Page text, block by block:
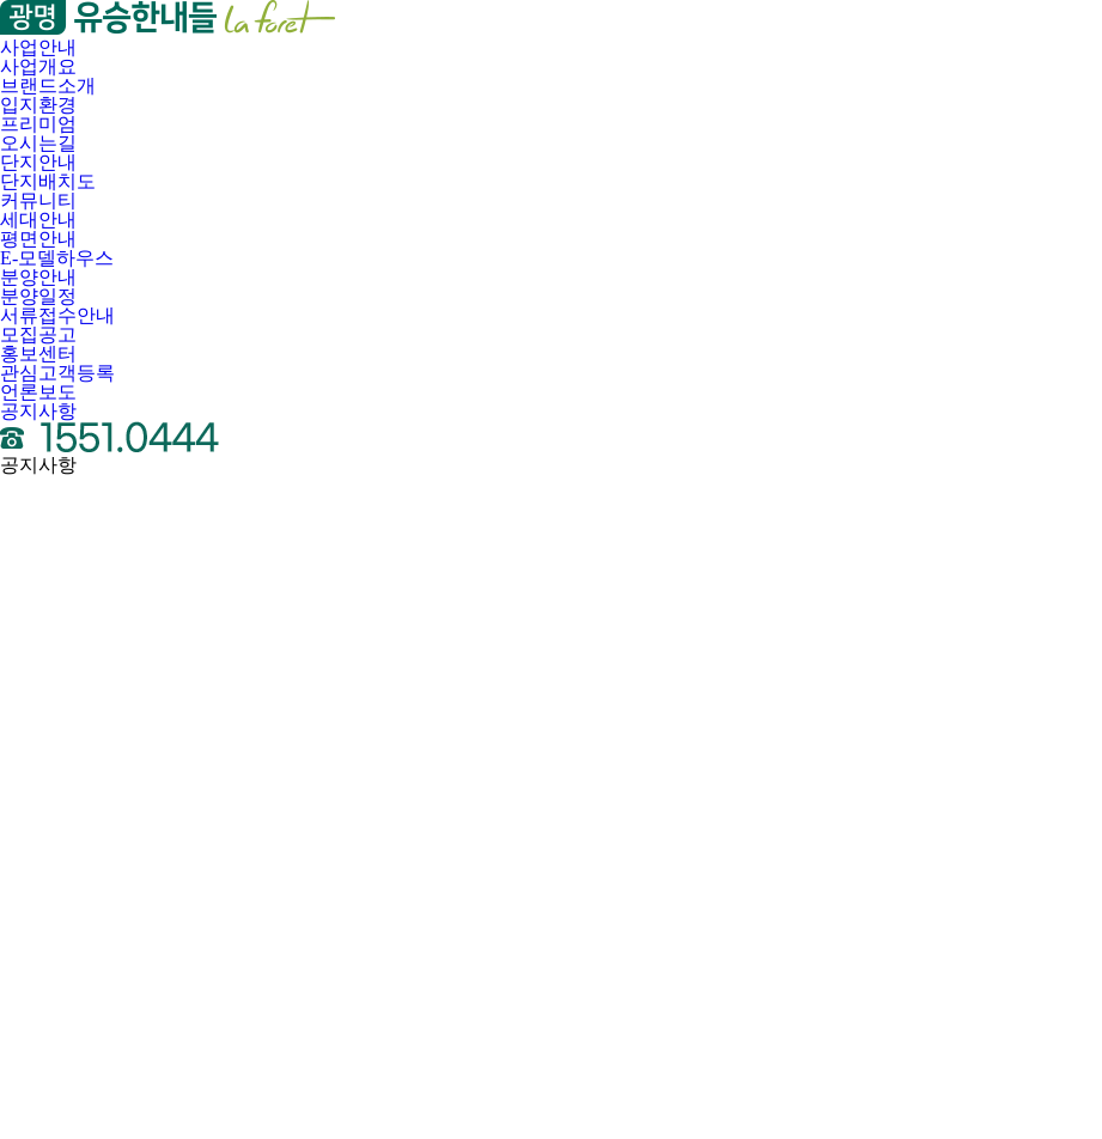
사업안내
사업개요
브랜드소개
입지환경
프리미엄
오시는길
단지안내
단지배치도
커뮤니티
세대안내
평면안내
E-모델하우스
분양안내
분양일정
서류접수안내
모집공고
홍보센터
관심고객등록
언론보도
공지사항
공지사항